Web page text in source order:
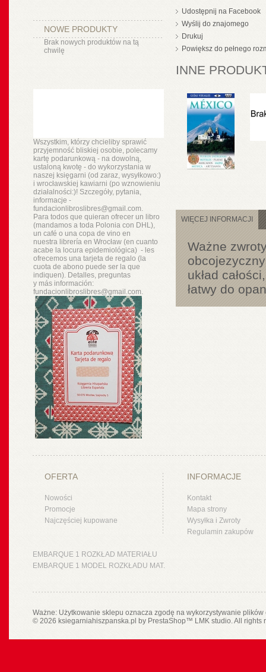
NOWE PRODUKTY
Brak nowych produktów na tą
chwilę
Wszystkim, którzy chcieliby sprawić
przyjemność bliskiej osobie, polecamy
kartę podarunkową - na dowolną,
ustaloną kwotę - do wykorzystania w
naszej księgarni (od zaraz, wysyłkowo:)
i wrocławskiej kawiarni (po wznowieniu
działalności:)! Szczegóły, pytania,
informacje -
fundacionlibroslibres@gmail.com.
Para todos que quieran ofrecer un libro
(mandamos a toda Polonia con DHL),
un café o una copa de vino en
nuestra libreríaen Wrocław (en cuanto
acabe la locura epidemiológica) - les
ofrecemos una tarjeta de regalo (la
cuota de abono puede ser la que
indiquen). Detalles, preguntas
y másinformación:
fundacionlibroslibres@gmail.com.
Udostępnij na Facebook
Wyślij do znajomego
Drukuj
Powiększ do pełnego
INNE
WIĘCEJ INFORMACJI
Ważne
układ
łatwy do
OFERTA
Nowości
Promocje
Najczęściej kupowane
INFORMACJE
Kontakt
Mapa strony
Wysyłka i Zwroty
Regulamin zakupów
EMBARQUE 1 ROZKŁAD MATERIAŁU
EMBARQUE 1 MODEL ROZKŁADU MAT.
Ważne: Użytkowanie sklepu oznacza zgodę na wykorzystywanie
© 2026 ksiegarniahiszpanska.pl by PrestaShop™ LMK studio. All rights